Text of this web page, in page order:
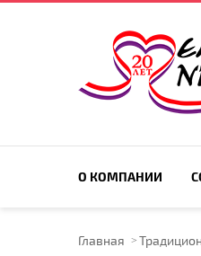
О КОМПАНИИ
ПОИСК ПО
Главная